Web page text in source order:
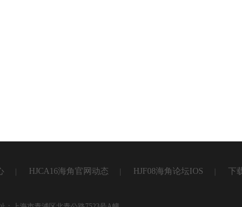
HJCA16海角官网动态 HJF08海角论坛IOS 下